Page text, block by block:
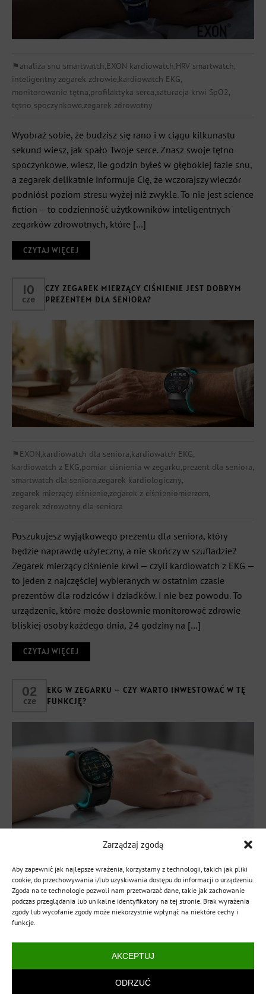
Zarządzaj zgodą
Aby zapewnić jak najlepsze wrażenia, korzystamy z technologii, takich jak pliki
cookie, do przechowywania i/lub uzyskiwania dostępu do informacji o urządzeniu.
Zgoda na te technologie pozwoli nam przetwarzać dane, takie jak zachowanie
podczas przeglądania lub unikalne identyfikatory na tej stronie. Brak wyrażenia
zgody lub wycofanie zgody może niekorzystnie wpłynąć na niektóre cechy i
funkcje.
AKCEPTUJ
ODRZUĆ
⚑ analiza snu smartwatch,EXON kardiowatch,HRV smartwatch,
inteligentny zegarek zdrowie,kardiowatch EKG,
monitorowanie tętna,profilaktyka serca,saturacja krwi SpO2,
tętno spoczynkowe,zegarek zdrowotny
Wyobraź sobie, że budzisz się rano i w ciągu kilkunastu
sekund wiesz, jak spało Twoje serce. Znasz swoje tętno
spoczynkowe, wiesz, ile godzin byłeś w głębokiej fazie snu,
a zegarek delikatnie informuje Cię, że wczorajszy wieczór
podniósł poziom stresu wyżej niż zwykle. To nie jest science
fiction – to codzienność użytkowników inteligentnych
zegarków zdrowotnych, które […]
CZYTAJ WIĘCEJ
10
cze
CZY ZEGAREK MIERZĄCY CIŚNIENIE JEST DOBRYM
PREZENTEM DLA SENIORA?
⚑ EXON,kardiowatch dla seniora,kardiowatch EKG,
kardiowatch z EKG,pomiar ciśnienia w zegarku,prezent dla seniora,
smartwatch dla seniora,zegarek kardiologiczny,
zegarek mierzący ciśnienie,zegarek z ciśnieniomierzem,
zegarek zdrowotny dla seniora
Poszukujesz wyjątkowego prezentu dla seniora, który
będzie naprawdę użyteczny, a nie skończy w szufladzie?
Zegarek mierzący ciśnienie krwi — czyli kardiowatch z EKG —
to jeden z najczęściej wybieranych w ostatnim czasie
prezentów dla rodziców i dziadków. I nie bez powodu. To
urządzenie, które może dosłownie monitorować zdrowie
bliskiej osoby każdego dnia, 24 godziny na […]
CZYTAJ WIĘCEJ
02
cze
EKG W ZEGARKU – CZY WARTO INWESTOWAĆ W TĘ
FUNKCJĘ?
kardiowatch EXON,kardiowatche dla seniorów,
migotanie przedsionków AFib,monitoring serca ,
pomiar EKG nadgarstek,smartwatch z EKG,smartwatch zdrowotny
wykrywanie arytmii smartwatch
zegarek kardiologiczny
zegarek medyczny
Choroby serca są najczęstszą przyczyną zgonów w Polsce i
odpowiadają za ponad 30% wszystkich przypadków